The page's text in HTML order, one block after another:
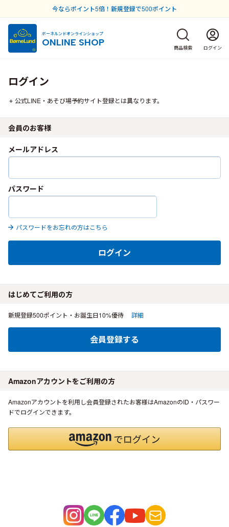
今ならポイント5倍！新規登録で500ポイント
ボーネルンドオンラインショップ
ONLINE SHOP 商品検索 ログイン
ログイン
公式LINE・あそび場予約サイト登録とは異なります。
会員のお客様
メールアドレス
パスワード
パスワードをお忘れの方はこちら
ログイン
はじめてご利用の方
新規登録500ポイント・お誕生日10%優待 詳細
会員登録する
Amazonアカウントをご利用の方
Amazonアカウントを利用し会員登録されたお客様はAmazonのID・パスワー
ドでログインできます。